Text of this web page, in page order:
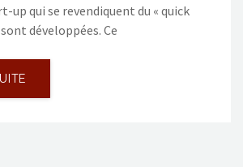
up qui se revendiquent du « quick
développées. Ce